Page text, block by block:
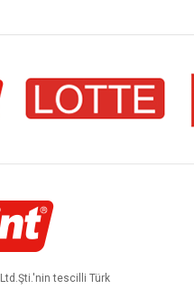
tescilli Türk